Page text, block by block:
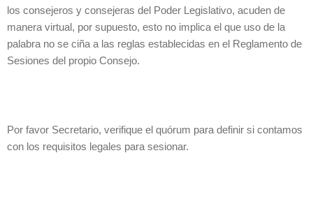
los consejeros y consejeras del Poder Legislativo, acuden de
manera virtual, por supuesto, esto no implica el que uso de la
palabra no se ciña a las reglas establecidas en el Reglamento de
Sesiones del propio Consejo.
Por favor Secretario, verifique el quórum para definir si contamos
con los requisitos legales para sesionar.